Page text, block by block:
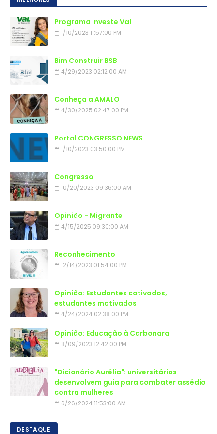
Programa Investe Val
1/10/2023 11:57:00 PM
Bim Construir BSB
4/29/2023 02:12:00 AM
Conheça a AMALO
4/30/2025 02:47:00 PM
Portal CONGRESSO NEWS
1/10/2023 03:50:00 PM
Congresso
10/20/2023 09:36:00 AM
Opinião - Migrante
4/15/2025 09:30:00 AM
Reconhecimento
12/14/2023 01:54:00 PM
Opinião: Estudantes cativados,
estudantes motivados
4/24/2024 02:38:00 PM
Opinião: Educação à Carbonara
8/09/2023 12:42:00 PM
"Dicionário Aurélia": universitários
desenvolvem guia para combater assédio
contra mulheres
6/26/2024 11:53:00 AM
DESTAQUE